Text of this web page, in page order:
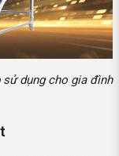
sử dụng cho gia đình